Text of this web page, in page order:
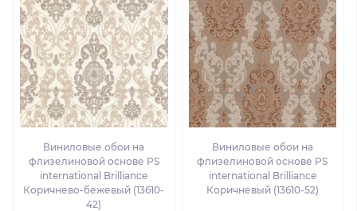
Виниловые обои на
флизелиновой основе PS
international Brilliance
Коричнево-бежевый (13610-
42)
Виниловые обои на
флизелиновой основе PS
international Brilliance
Коричневый (13610-52)